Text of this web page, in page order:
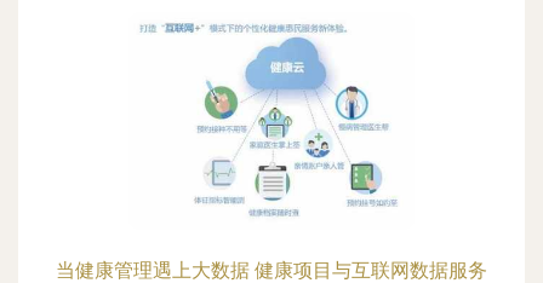
当健康管理遇上大数据 健康项目与互联网数据服务